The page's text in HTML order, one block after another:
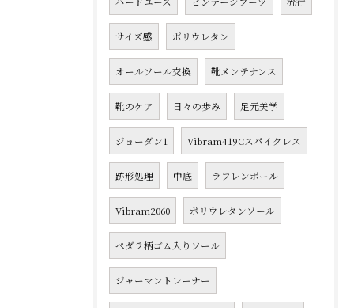
サイズ感 ポリウレタン
オールソール交換 靴メンテナンス
靴のケア 日々の歩み 足元美学
ジョーダン1 Vibram419Cスパイクレス
跡形処理 中底 ラフレンボール
Vibram2060 ポリウレタンソール
ペダラ柄ゴム入りソール
ジャーマントレーナー